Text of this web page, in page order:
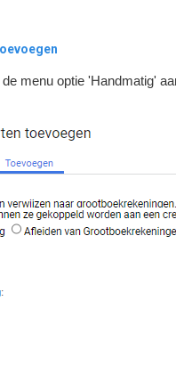
menu optie 'Handmatig'